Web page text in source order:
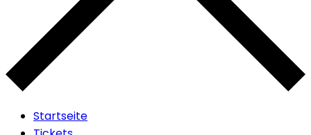
Startseite